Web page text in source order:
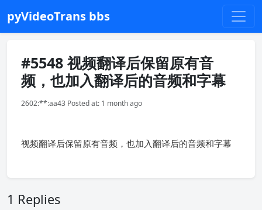
pyVideoTrans bbs
#5548 视频翻译后保留原有音
频，也加入翻译后的音频和字幕
2602:**:aa43 Posted at: 1 month ago
视频翻译后保留原有音频，也加入翻译后的音频和字幕
1 Replies